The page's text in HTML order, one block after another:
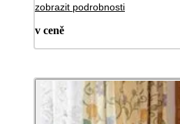
zobrazit podrobnosti
v ceně